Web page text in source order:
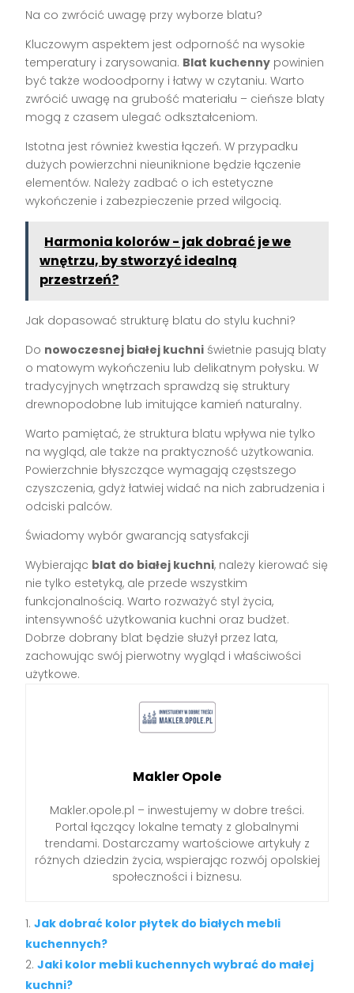
Na co zwrócić uwagę przy wyborze blatu?
Kluczowym aspektem jest odporność na wysokie
temperatury i zarysowania. Blat kuchenny powinien
być także wodoodporny i łatwy w czytaniu. Warto
zwrócić uwagę na grubość materiału – cieńsze blaty
mogą z czasem ulegać odkształceniom.
Istotna jest również kwestia łączeń. W przypadku
dużych powierzchni nieuniknione będzie łączenie
elementów. Należy zadbać o ich estetyczne
wykończenie i zabezpieczenie przed wilgocią.
Harmonia kolorów - jak dobrać je we
wnętrzu, by stworzyć idealną
przestrzeń?
Jak dopasować strukturę blatu do stylu kuchni?
Do nowoczesnej białej kuchni świetnie pasują blaty
o matowym wykończeniu lub delikatnym połysku. W
tradycyjnych wnętrzach sprawdzą się struktury
drewnopodobne lub imitujące kamień naturalny.
Warto pamiętać, że struktura blatu wpływa nie tylko
na wygląd, ale także na praktyczność użytkowania.
Powierzchnie błyszczące wymagają częstszego
czyszczenia, gdyż łatwiej widać na nich zabrudzenia i
odciski palców.
Świadomy wybór gwarancją satysfakcji
Wybierając blat do białej kuchni, należy kierować się
nie tylko estetyką, ale przede wszystkim
funkcjonalnością. Warto rozważyć styl życia,
intensywność użytkowania kuchni oraz budżet.
Dobrze dobrany blat będzie służył przez lata,
zachowując swój pierwotny wygląd i właściwości
użytkowe.
Makler Opole
Makler.opole.pl – inwestujemy w dobre treści.
Portal łączący lokalne tematy z globalnymi
trendami. Dostarczamy wartościowe artykuły z
różnych dziedzin życia, wspierając rozwój opolskiej
społeczności i biznesu.
Jak dobrać kolor płytek do białych mebli
kuchennych?
Jaki kolor mebli kuchennych wybrać do małej
kuchni?